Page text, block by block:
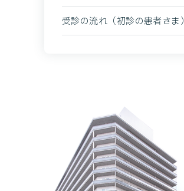
受診の流れ（初診の患者さま）